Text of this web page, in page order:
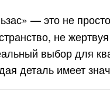
— это не
не
выбор для
деталь имеет